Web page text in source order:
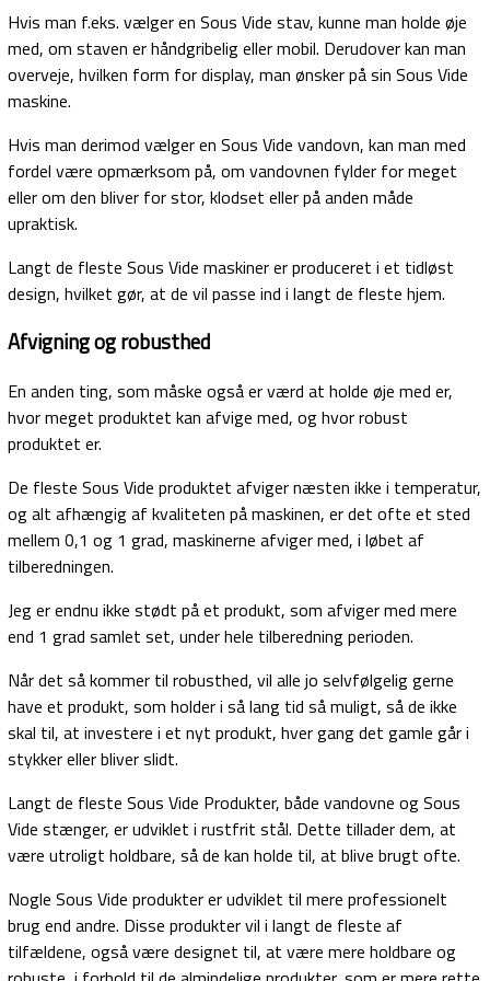
Hvis man f.eks. vælger en Sous Vide stav, kunne man holde øje
med, om staven er håndgribelig eller mobil. Derudover kan man
overveje, hvilken form for display, man ønsker på sin Sous Vide
maskine.
Hvis man derimod vælger en Sous Vide vandovn, kan man med
fordel være opmærksom på, om vandovnen fylder for meget
eller om den bliver for stor, klodset eller på anden måde
upraktisk.
Langt de fleste Sous Vide maskiner er produceret i et tidløst
design, hvilket gør, at de vil passe ind i langt de fleste hjem.
Afvigning og robusthed
En anden ting, som måske også er værd at holde øje med er,
hvor meget produktet kan afvige med, og hvor robust
produktet er.
De fleste Sous Vide produktet afviger næsten ikke i temperatur,
og alt afhængig af kvaliteten på maskinen, er det ofte et sted
mellem 0,1 og 1 grad, maskinerne afviger med, i løbet af
tilberedningen.
Jeg er endnu ikke stødt på et produkt, som afviger med mere
end 1 grad samlet set, under hele tilberedning perioden.
Når det så kommer til robusthed, vil alle jo selvfølgelig gerne
have et produkt, som holder i så lang tid så muligt, så de ikke
skal til, at investere i et nyt produkt, hver gang det gamle går i
stykker eller bliver slidt.
Langt de fleste Sous Vide Produkter, både vandovne og Sous
Vide stænger, er udviklet i rustfrit stål. Dette tillader dem, at
være utroligt holdbare, så de kan holde til, at blive brugt ofte.
Nogle Sous Vide produkter er udviklet til mere professionelt
brug end andre. Disse produkter vil i langt de fleste af
tilfældene, også være designet til, at være mere holdbare og